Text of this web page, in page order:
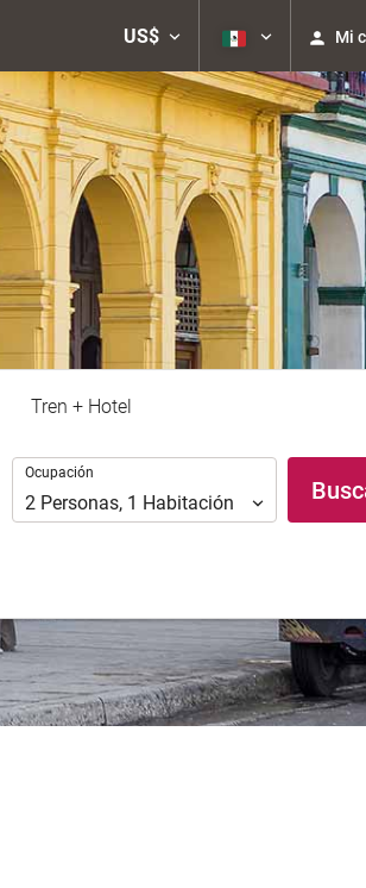
US$ Mi
Tren + Hotel
Ocupación
Ocupación
2 Personas, 1 Habitación